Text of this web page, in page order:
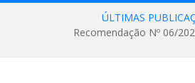
ÚLTIMAS
Recomendação Nº 06/